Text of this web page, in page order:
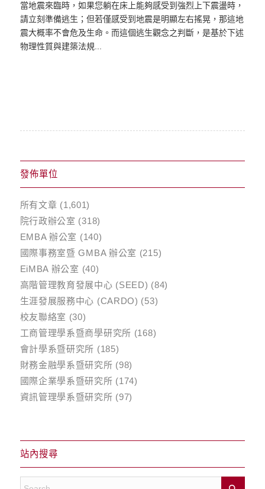
當地震來臨時，如果您躺在床上能夠感受到強烈上下震盪時，
請立刻準備逃生；但若僅感受到地震是明顯左右搖晃，那這地
震大概率不會危及生命。而這個逃生觀念之判斷，是基於下述
物理性質與建築法規...
發佈單位
所有文章 (1,601)
院行政辦公室 (318)
EMBA 辦公室 (140)
國際事務室暨 GMBA 辦公室 (215)
EiMBA 辦公室 (40)
高階管理教育發展中心 (SEED) (84)
生涯發展服務中心 (CARDO) (53)
校友聯絡室 (30)
工商管理學系暨商學研究所 (168)
會計學系暨研究所 (185)
財務金融學系暨研究所 (98)
國際企業學系暨研究所 (174)
資訊管理學系暨研究所 (97)
站內搜尋